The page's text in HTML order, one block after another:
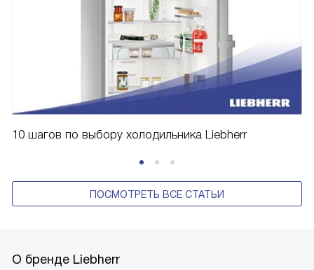
10 шагов по выбору холодильника Liebherr
ПОСМОТРЕТЬ ВСЕ СТАТЬИ
О бренде Liebherr